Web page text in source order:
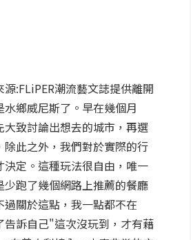
:FLiPER潮流藝文誌提供離開
鄉威尼斯了。早在幾個月
大致討論出想去的城市，再選
除此之外，我們對於實際的行
決定。這種玩法很自由，唯一
少跑了幾個網路上推薦的餐廳
過關於這點，我一點都不在
告訴自己"這次沒玩到，才有藉